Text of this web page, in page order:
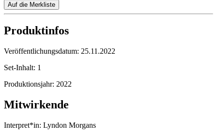
Auf die Merkliste
Produktinfos
Veröffentlichungsdatum: 25.11.2022
Set-Inhalt: 1
Produktionsjahr: 2022
Mitwirkende
Interpret*in: Lyndon Morgans